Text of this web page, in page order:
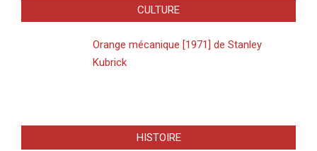
CULTURE
Orange mécanique [1971] de Stanley
Kubrick
HISTOIRE